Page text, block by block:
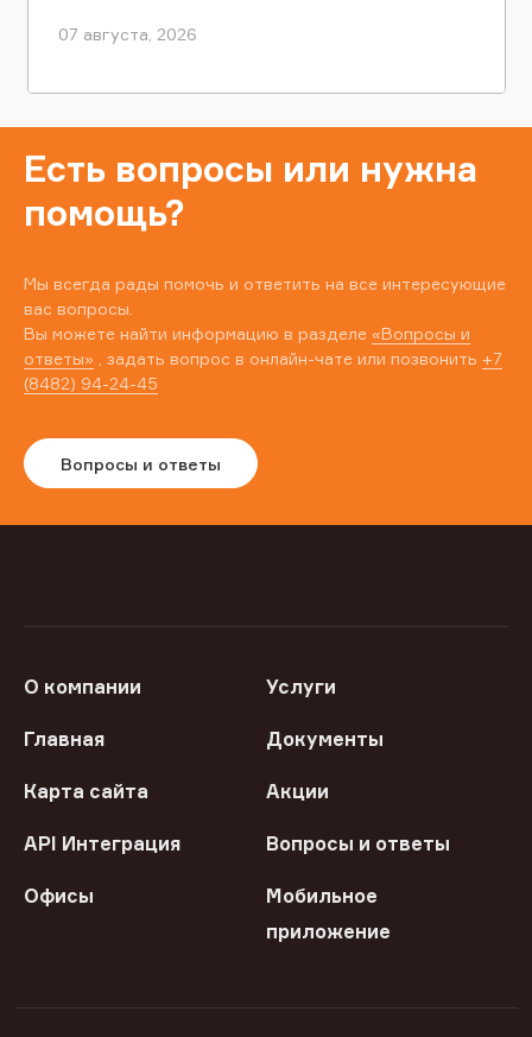
07 августа, 2026
Есть вопросы или нужна
помощь?
Мы всегда рады помочь и ответить на все интересующие
вас вопросы.
Вы можете найти информацию в разделе «Вопросы и
ответы» , задать вопрос в онлайн-чате или позвонить +7
(8482) 94-24-45
Вопросы и ответы
О компании Услуги
Главная Документы
Карта сайта Акции
API Интеграция Вопросы и ответы
Офисы
Мобильное
приложение